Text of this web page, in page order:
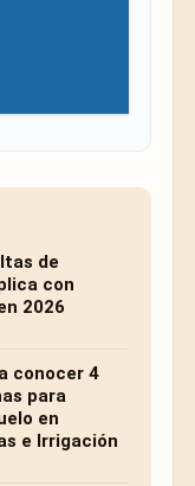
de
con
2026
conocer 4
para
en
e Irrigación